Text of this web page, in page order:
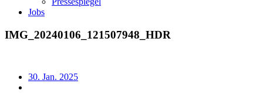
Jobs
IMG_20240106_121507948_HDR
30. Jan. 2025